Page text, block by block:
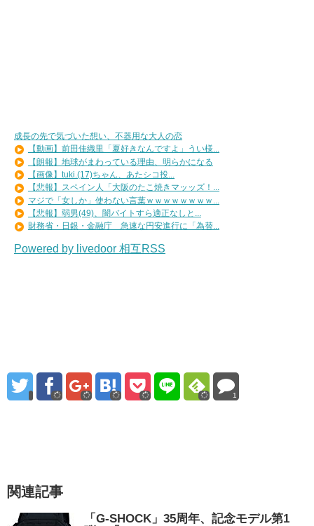
成長の先で気づいた想い、不器用な大人の恋
【動画】前田佳織里「夏好きなんですよ」うい様...
【朗報】地球がまわっている理由、明らかになる
【画像】tuki.(17)ちゃん、あたシコ投...
【悲報】スペイン人「大阪のたこ焼きマッッズ！...
マジで「女しか」使わない言葉ｗｗｗｗｗｗｗｗ...
【悲報】弱男(49)、闇バイトすら適正なしと...
財務省・日銀・金融庁 急速な円安進行に「為替...
Powered by livedoor 相互RSS
1
関連記事
「G-SHOCK」35周年、記念モデル第1